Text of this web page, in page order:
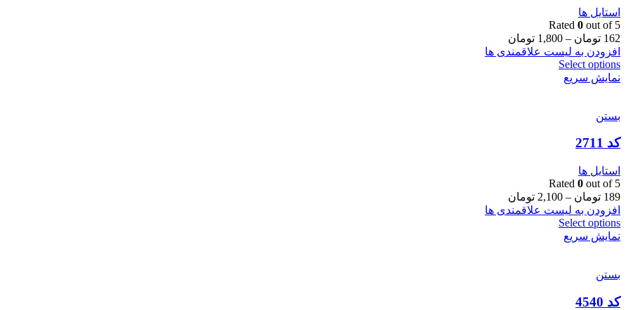
استایل ها
Rated 0 out of 5
162 تومان –
1,800 تومان
افزودن به لیست علاقمندی ها
Select options
نمایش سریع
بستن
کد 2711
استایل ها
Rated 0 out of 5
189 تومان –
2,100 تومان
افزودن به لیست علاقمندی ها
Select options
نمایش سریع
بستن
کد 4540